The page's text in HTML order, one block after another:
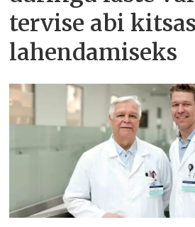
tervise abi
lahendamiseks